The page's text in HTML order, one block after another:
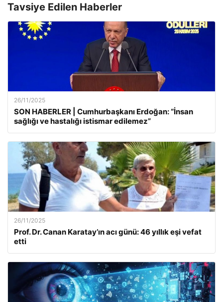
Tavsiye Edilen Haberler
26/11/2025
SON HABERLER | Cumhurbaşkanı Erdoğan: “İnsan
sağlığı ve hastalığı istismar edilemez”
26/11/2025
Prof. Dr. Canan Karatay’ın acı günü: 46 yıllık eşi vefat
etti